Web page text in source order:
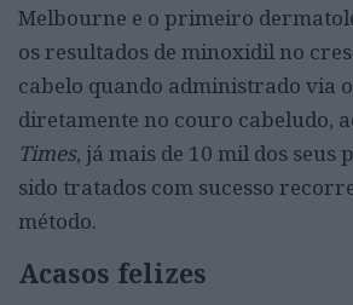
Melbourne e o primeiro
os resultados de minoxidil no
cabelo quando administrado via
diretamente no couro cabeludo,
Times, já mais de 10 mil dos seus
sido tratados com sucesso
método.
Acasos felizes